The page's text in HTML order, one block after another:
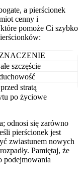
a pierścionek
cenny i
pomoże Ci szybko
szczęście
stratą
po życiowe
odnosi się zarówno
pierścionek jest
zwiastunem nowych
Pamiętaj, że
podejmowania